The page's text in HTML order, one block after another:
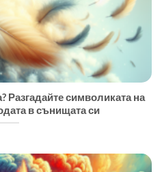
Разгадайте символиката на
в сънищата си